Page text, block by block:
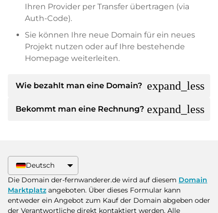
Ihren Provider per Transfer übertragen (via
Auth-Code).
Sie können Ihre neue Domain für ein neues
Projekt nutzen oder auf Ihre bestehende
Homepage weiterleiten.
Wie bezahlt man eine Domain? expand_less
Nach einer Einigung wird der Inhaber Ihnen die
Zahlungsmethoden anbieten.
Bitte geben Sie bei der Überweisung immer
den Domainnamen und die
Rechnungsnummer an.
Bekommt man eine Rechnung? expand_less
größeren Kaufpreisen bekommen Sie auf
Wunsch auch einen zusätzlichen Kaufvertrag.
Deutsch
Die Domain der-fernwanderer.de wird auf diesem Domain
Marktplatz angeboten. Über dieses Formular kann
entweder ein Angebot zum Kauf der Domain abgeben oder
der Verantwortliche direkt kontaktiert werden. Alle